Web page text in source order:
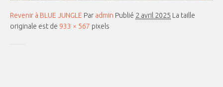
Revenir à BLUE JUNGLE Par admin Publié 2 avril 2025 La taille
originale est de 933 × 567 pixels